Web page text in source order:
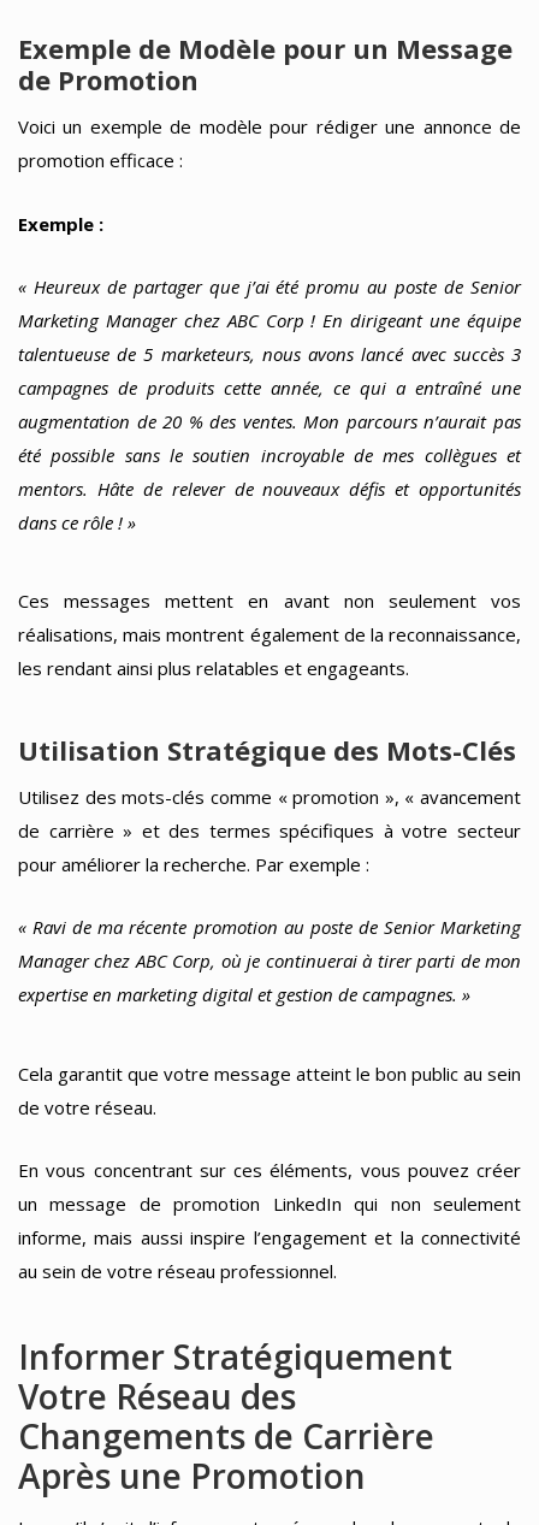
Exemple de Modèle pour un Message
de Promotion
Voici un exemple de modèle pour rédiger une annonce de
promotion efficace :
Exemple :
« Heureux de partager que j’ai été promu au poste de Senior
Marketing Manager chez ABC Corp ! En dirigeant une équipe
talentueuse de 5 marketeurs, nous avons lancé avec succès 3
campagnes de produits cette année, ce qui a entraîné une
augmentation de 20 % des ventes. Mon parcours n’aurait pas
été possible sans le soutien incroyable de mes collègues et
mentors. Hâte de relever de nouveaux défis et opportunités
dans ce rôle ! »
Ces messages mettent en avant non seulement vos
réalisations, mais montrent également de la reconnaissance,
les rendant ainsi plus relatables et engageants.
Utilisation Stratégique des Mots-Clés
Utilisez des mots-clés comme « promotion », « avancement
de carrière » et des termes spécifiques à votre secteur
pour améliorer la recherche. Par exemple :
« Ravi de ma récente promotion au poste de Senior Marketing
Manager chez ABC Corp, où je continuerai à tirer parti de mon
expertise en marketing digital et gestion de campagnes. »
Cela garantit que votre message atteint le bon public au sein
de votre réseau.
En vous concentrant sur ces éléments, vous pouvez créer
un message de promotion LinkedIn qui non seulement
informe, mais aussi inspire l’engagement et la connectivité
au sein de votre réseau professionnel.
Informer Stratégiquement
Votre Réseau des
Changements de Carrière
Après une Promotion